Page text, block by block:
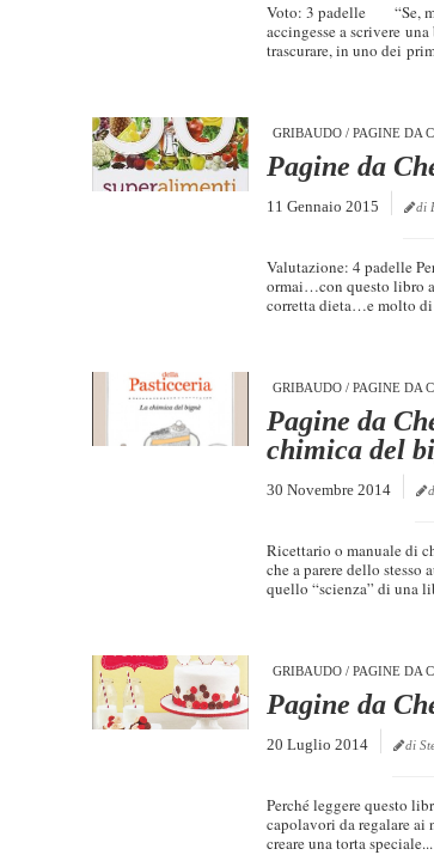
Voto: 3 padelle “Se,
accingesse a scrivere
trascurare, in uno dei
GRIBAUDO / PAGINE DA
Pagine da
11 Gennaio 2015 di
Valutazione: 4 padelle
ormai…con questo libro
corretta dieta…e molto
GRIBAUDO / PAGINE DA
Pagine da
chimica del
30 Novembre 2014
Ricettario o manuale di
che a parere dello stesso
quello “scienza” di una
GRIBAUDO / PAGINE DA
Pagine da
20 Luglio 2014 di
Perché leggere questo
capolavori da regalare
creare una torta speciale...